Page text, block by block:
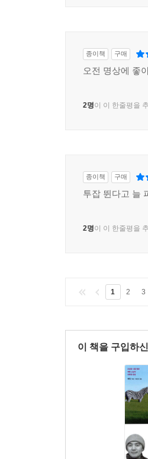
종이책 구매
오전 명상에 좋
2명이 이 한줄평을
종이책 구매
투잡 뛴다고 늘
2명이 이 한줄평을
1 2 3
이 책을 구입하